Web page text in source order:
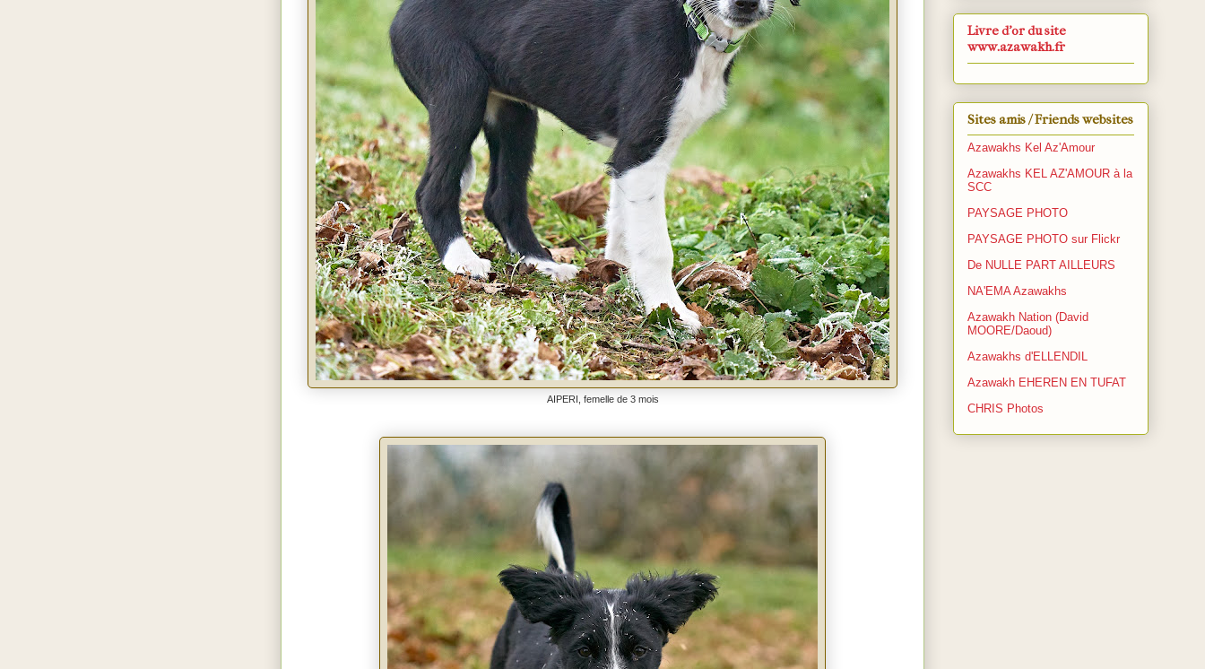
AIPERI, femelle de 3 mois
Livre d'or du site
www.azawakh.fr
Sites amis / Friends websites
Azawakhs Kel Az'Amour
Azawakhs KEL AZ'AMOUR à la
SCC
PAYSAGE PHOTO
PAYSAGE PHOTO sur Flickr
De NULLE PART AILLEURS
NA'EMA Azawakhs
Azawakh Nation (David
MOORE/Daoud)
Azawakhs d'ELLENDIL
Azawakh EHEREN EN TUFAT
CHRIS Photos